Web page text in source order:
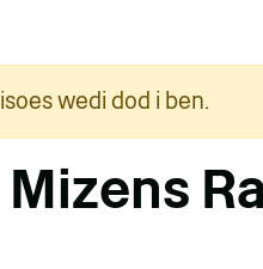
wedi dod i ben.